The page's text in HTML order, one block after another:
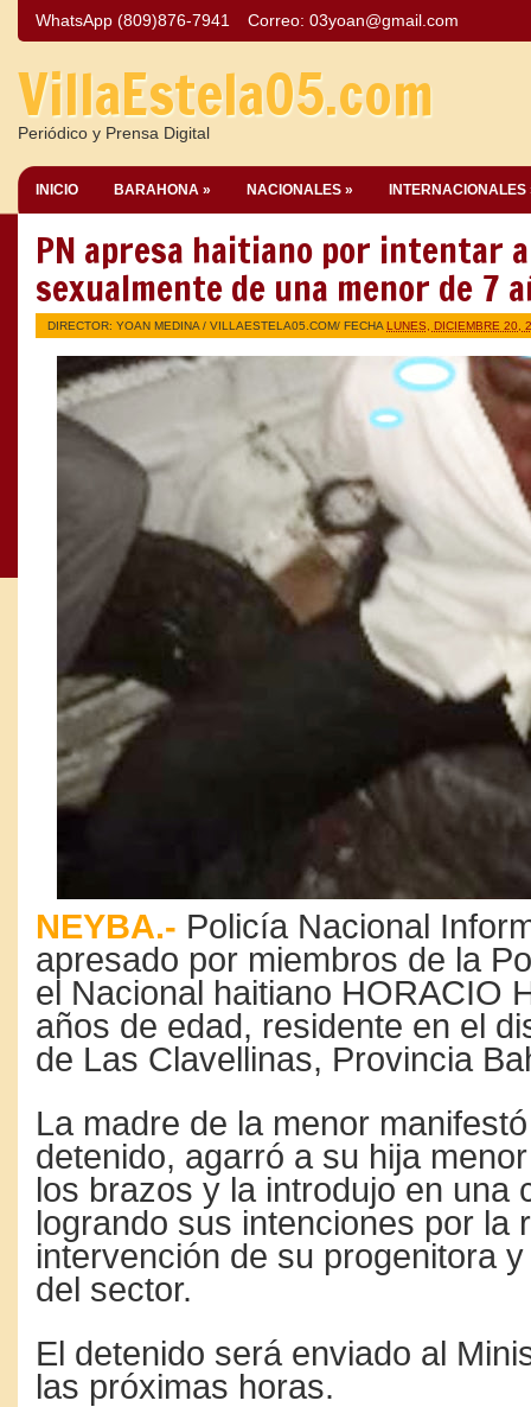
WhatsApp (809)876-7941 Correo: 03yoan@gmail.com
VillaEstela05.com
Periódico y Prensa Digital
INICIO BARAHONA » NACIONALES » INTERNACIONALES
PN apresa haitiano por intentar
sexualmente de una menor de 7
DIRECTOR: YOAN MEDINA / VILLAESTELA05.COM/ FECHA LUNES, DICIEMBRE 20,
NEYBA.- Policía Nacional
apresado por miembros de la
el Nacional haitiano HORACIO
años de edad, residente en el
de Las Clavellinas, Provincia
La madre de la menor
detenido, agarró a su hija
los brazos y la introdujo en una
logrando sus intenciones por la
intervención de su progenitora
del sector.
El detenido será enviado al
las próximas horas.